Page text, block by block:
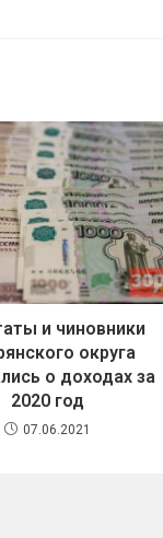
и чиновники
округа
о доходах за
2020 год
07.06.2021